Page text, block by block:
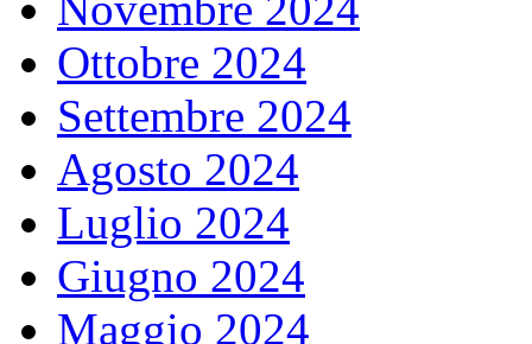
Ottobre 2024
Settembre 2024
Agosto 2024
Luglio 2024
Giugno 2024
Maggio 2024